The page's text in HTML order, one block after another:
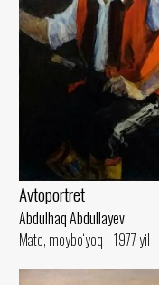
Avtoportret
Abdulhaq Abdullayev
Mato, moybo‘yoq - 1977 yil